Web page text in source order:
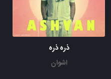
ذره ذره
اشوان